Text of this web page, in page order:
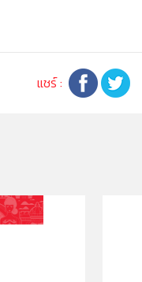
ดเล็ก เด็กควรใช้
แชร์ :